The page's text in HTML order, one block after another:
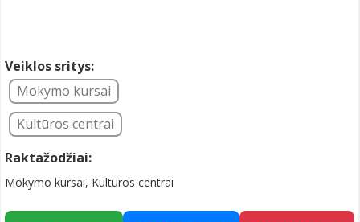
Veiklos sritys:
Mokymo kursai
Kultūros centrai
Raktažodžiai:
Mokymo kursai, Kultūros centrai